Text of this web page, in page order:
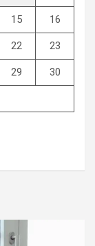
15 16
22 23
29 30